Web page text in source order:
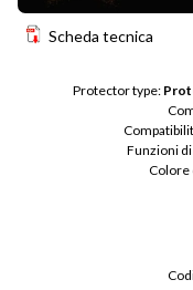
Scheda tecnica
Protector type:
Funzioni
Colore